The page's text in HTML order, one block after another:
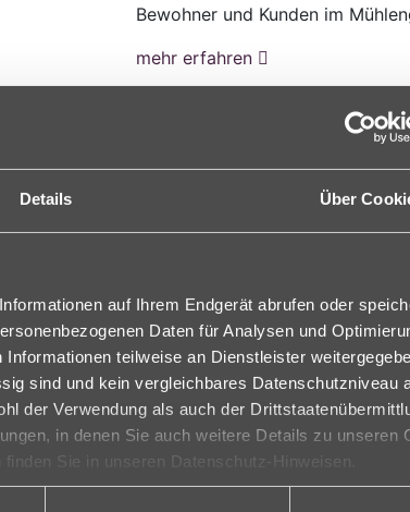
Details Über
auf Ihrem Endgerät abrufen oder
Daten für Analysen und
teilweise an Dienstleister
sind und kein vergleichbares Datenschutzniveau
der Verwendung als auch der
in denen Sie auch weitere Details zu unseren
Sie in unseren Datenschutz-Hinweisen.
Bewohner und Kunden im
mehr erfahren
Charleston
Bike-Leasing im
Frühling! Vorausgesetzt, der Akku
Tag der
Am 12. Mai war der "Tag der
Menschen gedacht wird, die
mehr erfahren